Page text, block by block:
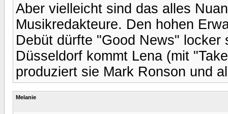
Aber vielleicht sind das alles
Musikredakteure. Den hohen
Debüt dürfte "Good News" locker
Düsseldorf kommt Lena (mit
produziert sie Mark Ronson und
Melanie